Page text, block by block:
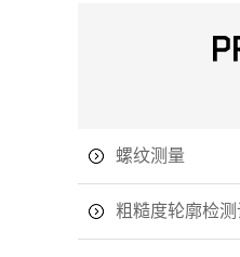
螺纹测量
粗糙度轮廓检